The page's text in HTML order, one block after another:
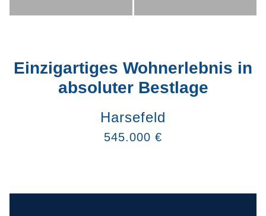
Einzigartiges Wohnerlebnis in
absoluter Bestlage
Harsefeld
545.000 €